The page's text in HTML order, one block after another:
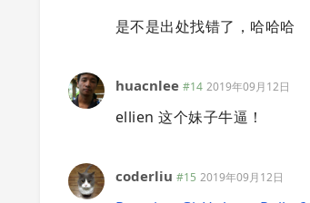
是不是出处找错了，哈哈哈
huacnlee #14 2019年09月12日
ellien 这个妹子牛逼！
coderliu #15 2019年09月12日